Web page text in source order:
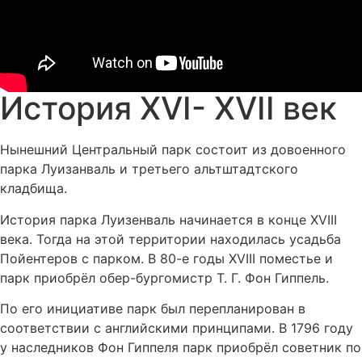
История XVI- XVII век
Нынешний Центральный парк состоит из довоенного
парка Луизанваль и третьего альтштадтского
кладбища.
История парка Луизенваль начинается в конце XVIII
века. Тогда на этой территории находилась усадьба
Пойентеров с парком. В 80-е годы XVIII поместье и
парк приобрёл обер-бургомистр Т. Г. Фон Гиппель.
По его инициативе парк был перепланирован в
соответствии с английскими принципами. В 1796 году
у наследников Фон Гиппеля парк приобрёл советник по